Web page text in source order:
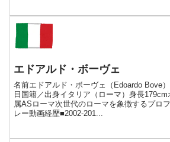
エドアルド・ボーヴェ
名前エドアルド・ボーヴェ（Edoardo Bove
日国籍／出身イタリア（ローマ）身長
属ASローマ次世代のローマを象徴するプロ
レー動画経歴■2002-201...